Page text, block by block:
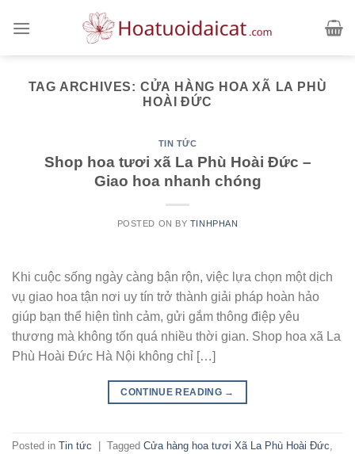
TAG ARCHIVES: CỬA HÀNG HOA XÃ LA PHÙ
HOÀI ĐỨC
TIN TỨC
Shop hoa tươi xã La Phù Hoài Đức –
Giao hoa nhanh chóng
POSTED ON BY TINHPHAN
Khi cuộc sống ngày càng bận rộn, việc lựa chọn một dịch
vụ giao hoa tận nơi uy tín trở thành giải pháp hoàn hảo
giúp bạn thể hiện tình cảm, gửi gắm thông điệp yêu
thương mà không tốn quá nhiều thời gian. Shop hoa xã La
Phù Hoài Đức Hà Nội không chỉ […]
CONTINUE READING →
Posted in Tin tức Tagged Cửa hàng hoa tươi Xã La Phù Hoài Đức